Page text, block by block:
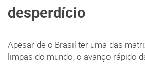
desperdício
Apesar de o Brasil ter uma das
limpas do mundo, o avanço rápido